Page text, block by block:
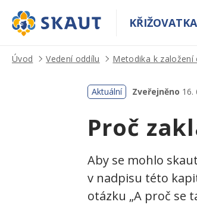
KŘIŽOVATKA
Úvod Vedení oddílu Metodika k založení
Aktuální Zveřejněno 16.
Proč
Aby se mohlo
v nadpisu této
otázku „A proč se